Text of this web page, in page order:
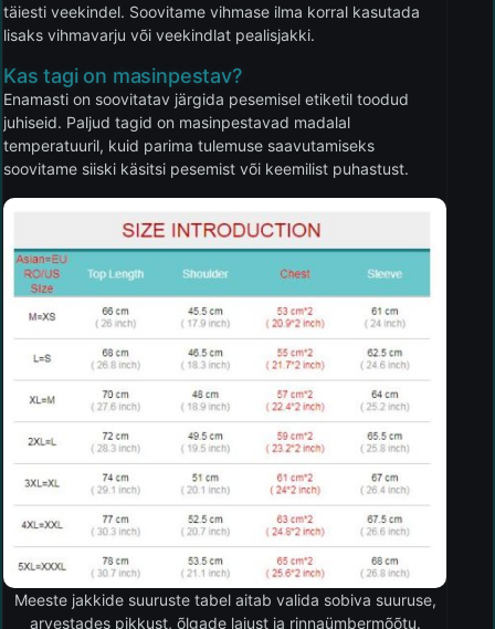
täiesti veekindel. Soovitame vihmase ilma korral kasutada
lisaks vihmavarju või veekindlat pealisjakki.
Kas tagi on masinpestav?
Enamasti on soovitatav järgida pesemisel etiketil toodud
juhiseid. Paljud tagid on masinpestavad madalal
temperatuuril, kuid parima tulemuse saavutamiseks
soovitame siiski käsitsi pesemist või keemilist puhastust.
Meeste jakkide suuruste tabel aitab valida sobiva suuruse,
arvestades pikkust, õlgade laiust ja rinnaümbermõõtu.